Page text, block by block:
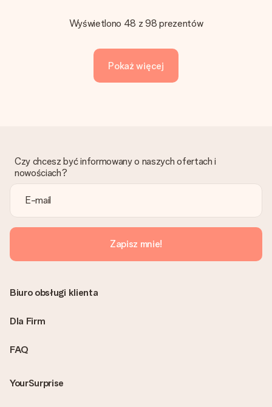
Wyświetlono 48 z 98 prezentów
Pokaż więcej
Czy chcesz być informowany o naszych ofertach i
nowościach?
Zapisz mnie!
FAQ
YourSurprise
Biuro obsługi klienta
Dla Firm